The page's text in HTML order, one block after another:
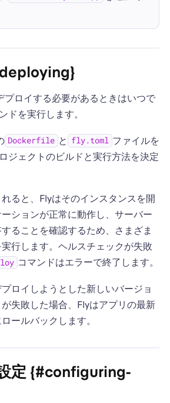
プロイする必要があるときはいつで
ドを実行します。
Dockerfile と fly.toml ファイルを
ジェクトのビルドと実行方法を決定
ると、Flyはそのインスタンスを開
ションが正常に動作し、サーバー
ることを確認するため、さまざま
行します。ヘルスチェックが失敗
コマンドはエラーで終了します。
ロイしようとした新しいバージョ
失敗した場合、Flyはアプリの最新
ールバックします。
定 {#configuring-